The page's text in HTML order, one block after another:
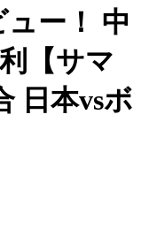
ー！ 中
【サマ
日本vsボ